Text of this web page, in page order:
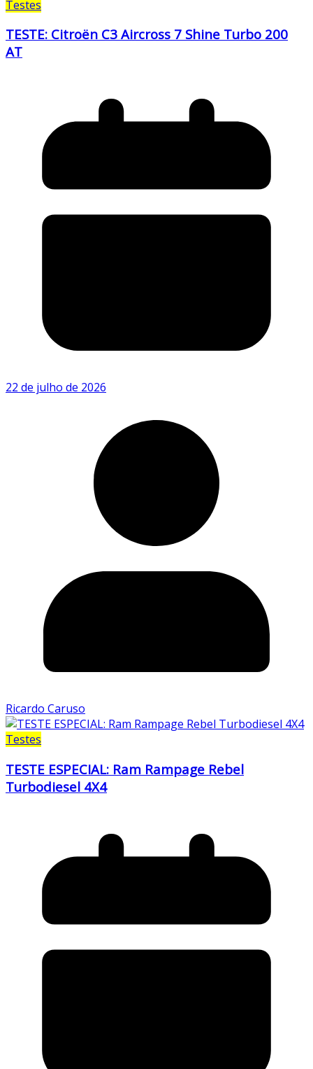
Testes
TESTE: Citroën C3 Aircross 7 Shine Turbo 200
AT
22 de julho de 2026
Ricardo Caruso
Testes
TESTE ESPECIAL: Ram Rampage Rebel
Turbodiesel 4X4